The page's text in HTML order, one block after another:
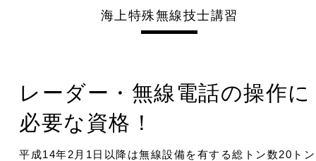
海上特殊無線技士講習
レーダー・無線電話の操作に
必要な資格！
平成14年2月1日以降は無線設備を有する総トン数20トン